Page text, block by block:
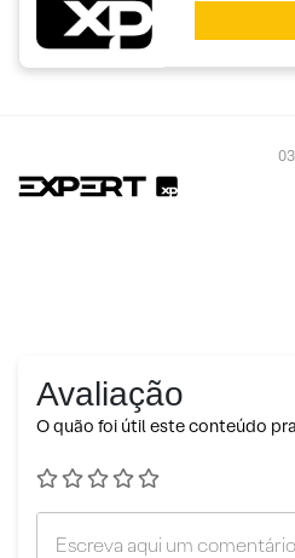
Avaliação
O quão foi útil este conteúdo